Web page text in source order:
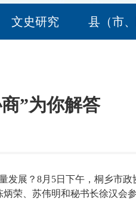
文史研究 县（市
”为你解答
发展？8月5日下午，桐乡市政
炳荣、苏伟明和秘书长徐汉会参